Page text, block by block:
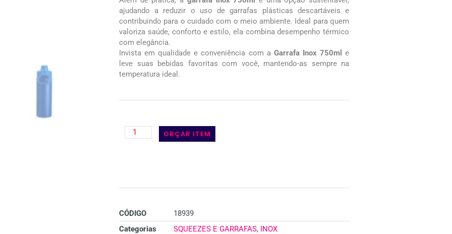
ajudando a reduzir o uso de garrafas plásticas descartáveis e
contribuindo para o cuidado com o meio ambiente. Ideal para quem
valoriza saúde, conforto e estilo, ela combina desempenho térmico
com elegância.
Invista em qualidade e conveniência com a Garrafa Inox 750ml e
leve suas bebidas favoritas com você, mantendo-as sempre na
temperatura ideal.
ORÇAR ITEM
CÓDIGO
18939
Categorias
SQUEEZES E GARRAFAS, INOX